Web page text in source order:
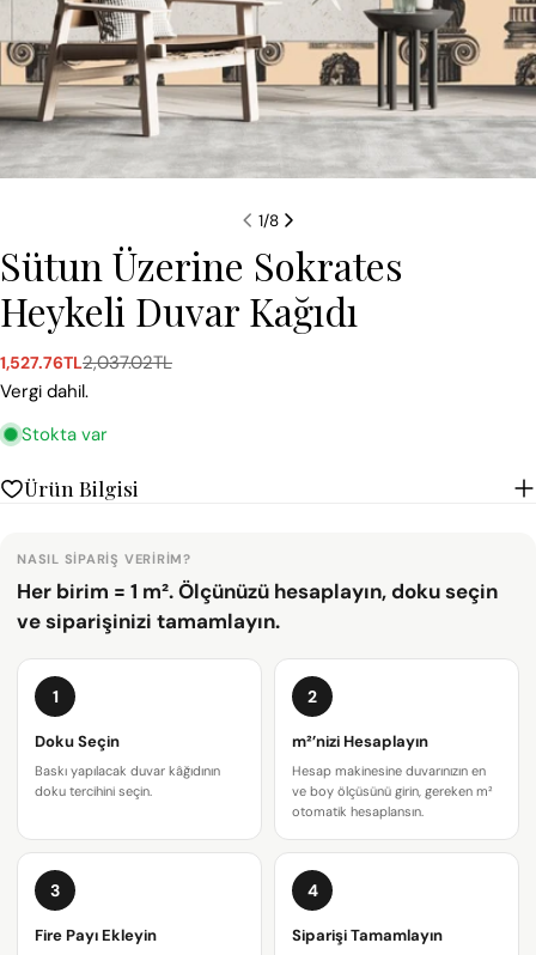
1/8
Sütun Üzerine Sokrates
Heykeli Duvar Kağıdı
Satış
ücreti
1,527.76TL
Normal
fiyat
2,037.02TL
Vergi dahil.
Stokta var
Ürün Bilgisi
NASIL SIPARIŞ VERIRIM?
Her birim = 1 m². Ölçünüzü hesaplayın, doku seçin
ve siparişinizi tamamlayın.
1
Doku Seçin
Baskı yapılacak duvar kâğıdının
doku tercihini seçin.
2
m²’nizi Hesaplayın
Hesap makinesine duvarınızın en
ve boy ölçüsünü girin, gereken m²
otomatik hesaplansın.
3
Fire Payı Ekleyin
4
Siparişi Tamamlayın
Bir soru sor